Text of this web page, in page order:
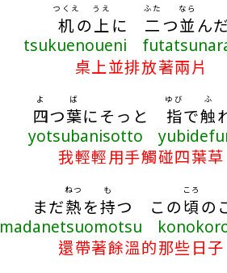
机
つくえ
の上
うえ
に 二
ふた
つ並
なら
んだ
tsukuenoueni
桌上並排放著兩片
四
よ
つ葉
ば
にそっと 指
ゆび
で触
ふ
yotsubanisotto
我輕輕用手觸碰四葉草
まだ熱
ねつ
を持
も
つ この頃
ころ
の
madanetsuomotsu
還帶著餘溫的那些日子